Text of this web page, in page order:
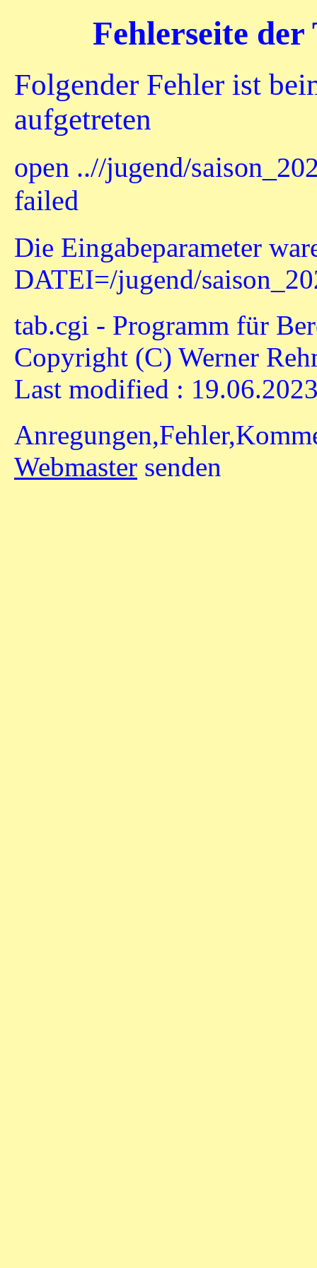
Fehlerseite der
Folgender Fehler ist
aufgetreten
open ..//jugend/
failed
Die Eingabeparameter
DATEI=/jugend/
tab.cgi - Programm für
Copyright (C) Werner
Last modified :
Webmaster senden